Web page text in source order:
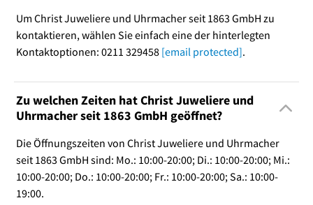
Um Christ Juweliere und Uhrmacher seit 1863 GmbH zu
kontaktieren, wählen Sie einfach eine der hinterlegten
Kontaktoptionen: 0211 329458 [email protected].
Zu welchen Zeiten hat Christ Juweliere und
Uhrmacher seit 1863 GmbH geöffnet?
Die Öffnungszeiten von Christ Juweliere und Uhrmacher
seit 1863 GmbH sind: Mo.: 10:00-20:00; Di.: 10:00-20:00; Mi.:
10:00-20:00; Do.: 10:00-20:00; Fr.: 10:00-20:00; Sa.: 10:00-
19:00.